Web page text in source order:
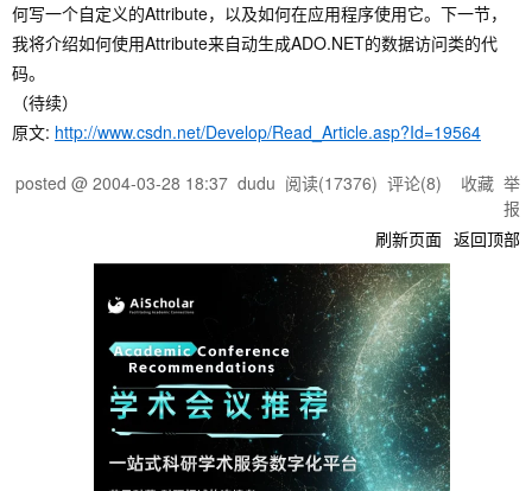
何写一个自定义的Attribute，以及如何在应用程序使用它。下一节，
我将介绍如何使用Attribute来自动生成ADO.NET的数据访问类的代
码。
（待续）
原文: http://www.csdn.net/Develop/Read_Article.asp?Id=19564
posted @ 2004-03-28 18:37 dudu 阅读(17376) 评论(8) 收藏 举
报
刷新页面 返回顶部